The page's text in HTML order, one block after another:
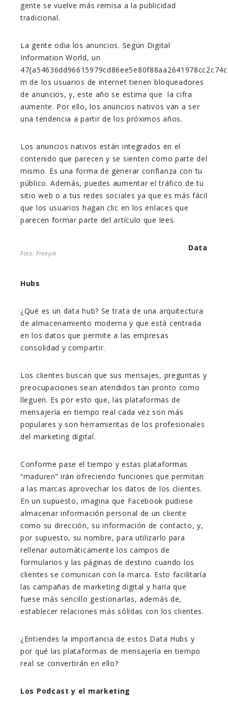
gente se vuelve más remisa a la publicidad
tradicional.
La gente odia los anuncios. Según Digital
Information World, un
m de los usuarios de internet tienen bloqueadores
de anuncios, y, este año se estima que la cifra
aumente. Por ello, los anuncios nativos van a ser
una tendencia a partir de los próximos años.
Los anuncios nativos están integrados en el
contenido que parecen y se sienten como parte del
mismo. Es una forma de generar confianza con tu
público. Además, puedes aumentar el tráfico de tu
sitio web o a tus redes sociales ya que es más fácil
que los usuarios hagan clic en los enlaces que
parecen formar parte del artículo que lees.
Foto: Freepik
Data
Hubs
¿Qué es un data hub? Se trata de una arquitectura
de almacenamiento moderna y que está centrada
en los datos que permite a las empresas
consolidad y compartir.
Los clientes buscan que sus mensajes, preguntas y
preocupaciones sean atendidos tan pronto como
lleguen. Es por esto que, las plataformas de
mensajería en tiempo real cada vez son más
populares y son herramientas de los profesionales
del marketing digital.
Conforme pase el tiempo y estas plataformas
“maduren” irán ofreciendo funciones que permitan
a las marcas aprovechar los datos de los clientes.
En un supuesto, imagina que Facebook pudiese
almacenar información personal de un cliente
como su dirección, su información de contacto, y,
por supuesto, su nombre, para utilizarlo para
rellenar automáticamente los campos de
formularios y las páginas de destino cuando los
clientes se comunican con la marca. Esto facilitaría
las campañas de marketing digital y haría que
fuese más sencillo gestionarlas, además de,
establecer relaciones más sólidas con los clientes.
¿Entiendes la importancia de estos Data Hubs y
por qué las plataformas de mensajería en tiempo
real se convertirán en ello?
Los Podcast y el marketing